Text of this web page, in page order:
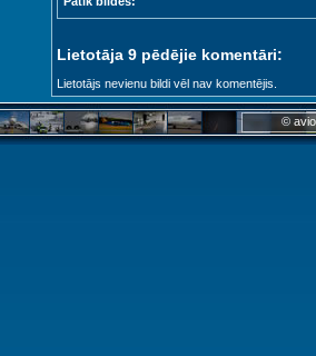
Lietotāja 9 pēdējie komentāri:
Lietotājs nevienu bildi vēl nav komentējis.
©